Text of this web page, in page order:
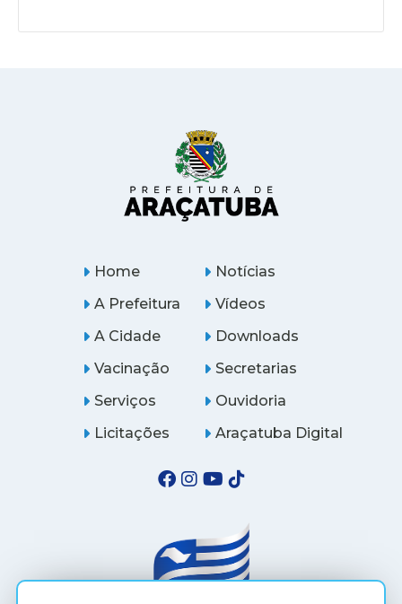
Home
A Prefeitura
A Cidade
Notícias
Vídeos
Downloads
Vacinação
Serviços
Licitações
Secretarias
Ouvidoria
Araçatuba Digital